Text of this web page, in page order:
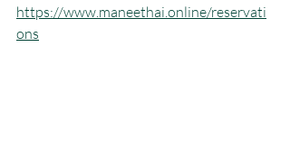
https://www.maneethai.online/reservati
ons